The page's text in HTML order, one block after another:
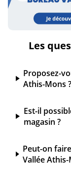
Les
Proposez-
Athis-Mons ?
Est-il
magasin ?
Peut-on
Vallée Athis-